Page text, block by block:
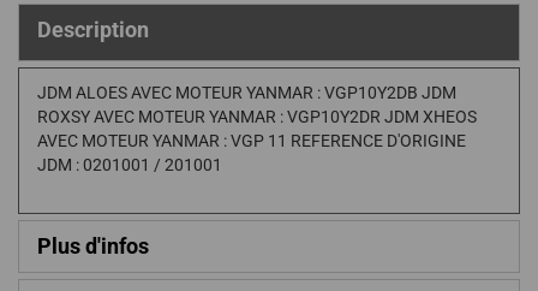
Description
JDM ALOES AVEC MOTEUR YANMAR : VGP10Y2DB JDM
ROXSY AVEC MOTEUR YANMAR : VGP10Y2DR JDM XHEOS
AVEC MOTEUR YANMAR : VGP 11 REFERENCE D'ORIGINE
JDM : 0201001 / 201001
Plus d'infos